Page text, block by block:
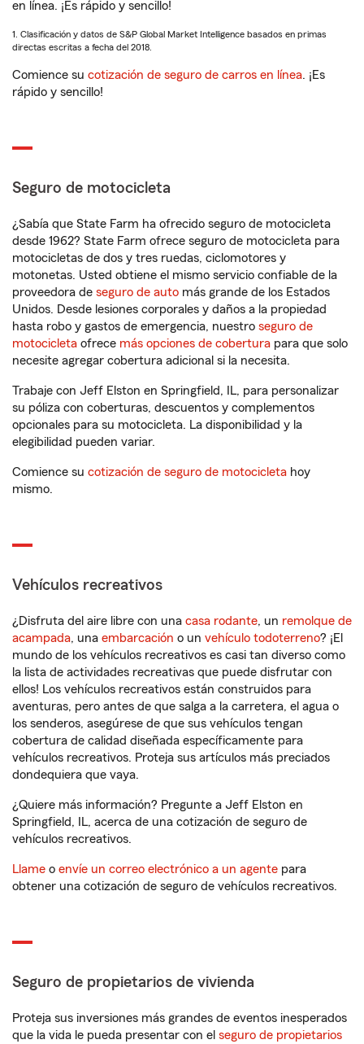
en línea. ¡Es rápido y sencillo!
1. Clasificación y datos de S&P Global Market Intelligence basados en primas
directas escritas a fecha del 2018.
Comience su cotización de seguro de carros en línea. ¡Es
rápido y sencillo!
Seguro de motocicleta
¿Sabía que State Farm ha ofrecido seguro de motocicleta
desde 1962? State Farm ofrece seguro de motocicleta para
motocicletas de dos y tres ruedas, ciclomotores y
motonetas. Usted obtiene el mismo servicio confiable de la
proveedora de seguro de auto más grande de los Estados
Unidos. Desde lesiones corporales y daños a la propiedad
hasta robo y gastos de emergencia, nuestro seguro de
motocicleta ofrece más opciones de cobertura para que solo
necesite agregar cobertura adicional si la necesita.
Trabaje con Jeff Elston en Springfield, IL, para personalizar
su póliza con coberturas, descuentos y complementos
opcionales para su motocicleta. La disponibilidad y la
elegibilidad pueden variar.
Comience su cotización de seguro de motocicleta hoy
mismo.
Vehículos recreativos
¿Disfruta del aire libre con una casa rodante, un remolque de
acampada, una embarcación o un vehículo todoterreno? ¡El
mundo de los vehículos recreativos es casi tan diverso como
la lista de actividades recreativas que puede disfrutar con
ellos! Los vehículos recreativos están construidos para
aventuras, pero antes de que salga a la carretera, el agua o
los senderos, asegúrese de que sus vehículos tengan
cobertura de calidad diseñada específicamente para
vehículos recreativos. Proteja sus artículos más preciados
dondequiera que vaya.
¿Quiere más información? Pregunte a Jeff Elston en
Springfield, IL, acerca de una cotización de seguro de
vehículos recreativos.
Llame o envíe un correo electrónico a un agente para
obtener una cotización de seguro de vehículos recreativos.
Seguro de propietarios de vivienda
Proteja sus inversiones más grandes de eventos inesperados
que la vida le pueda presentar con el seguro de propietarios